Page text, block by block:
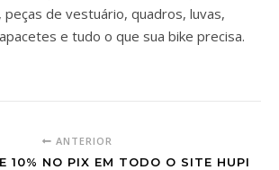
peças de vestuário, quadros, luvas,
e tudo o que sua bike precisa.
ANTERIOR
10% NO PIX EM TODO O SITE HUPI